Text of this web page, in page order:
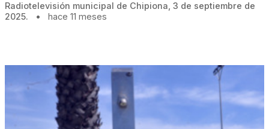
Radiotelevisión municipal de Chipiona, 3 de septiembre de
2025.
• hace 11 meses